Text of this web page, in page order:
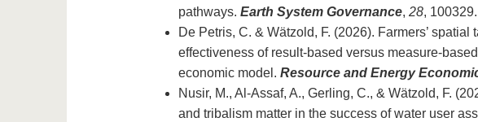
pathways. Earth System Governance, 28,
De Petris, C. & Wätzold, F. (2026). Farmers’
effectiveness of result-based versus measure-
economic model. Resource and Energy
Nusir, M., Al-Assaf, A., Gerling, C., & Wätzold, F.
and tribalism matter in the success of water user